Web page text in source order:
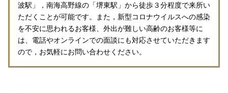
波駅」，南海高野線の「堺東駅」から徒歩３分程度で来所い
ただくことが可能です。また，新型コロナウイルスへの感染
を不安に思われるお客様、外出が難しい高齢のお客様等に
は、電話やオンラインでの面談にも対応させていただきます
ので，お気軽にお問い合わせください。